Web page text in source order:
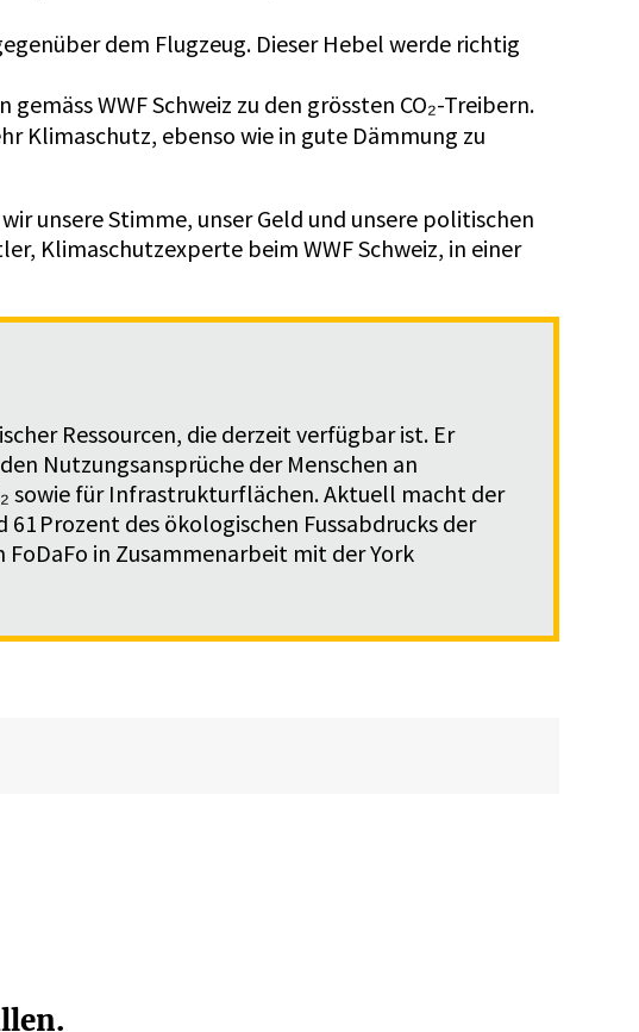
dem Flugzeug. Dieser Hebel werde richtig
WWF Schweiz zu den grössten CO₂-Treibern.
Klimaschutz, ebenso wie in gute Dämmung zu
unsere Stimme, unser Geld und unsere politischen
Klimaschutzexperte beim WWF Schweiz, in einer
Ressourcen, die derzeit verfügbar ist. Er
Nutzungsansprüche der Menschen an
sowie für Infrastrukturflächen. Aktuell macht der
Prozent des ökologischen Fussabdrucks der
in Zusammenarbeit mit der York